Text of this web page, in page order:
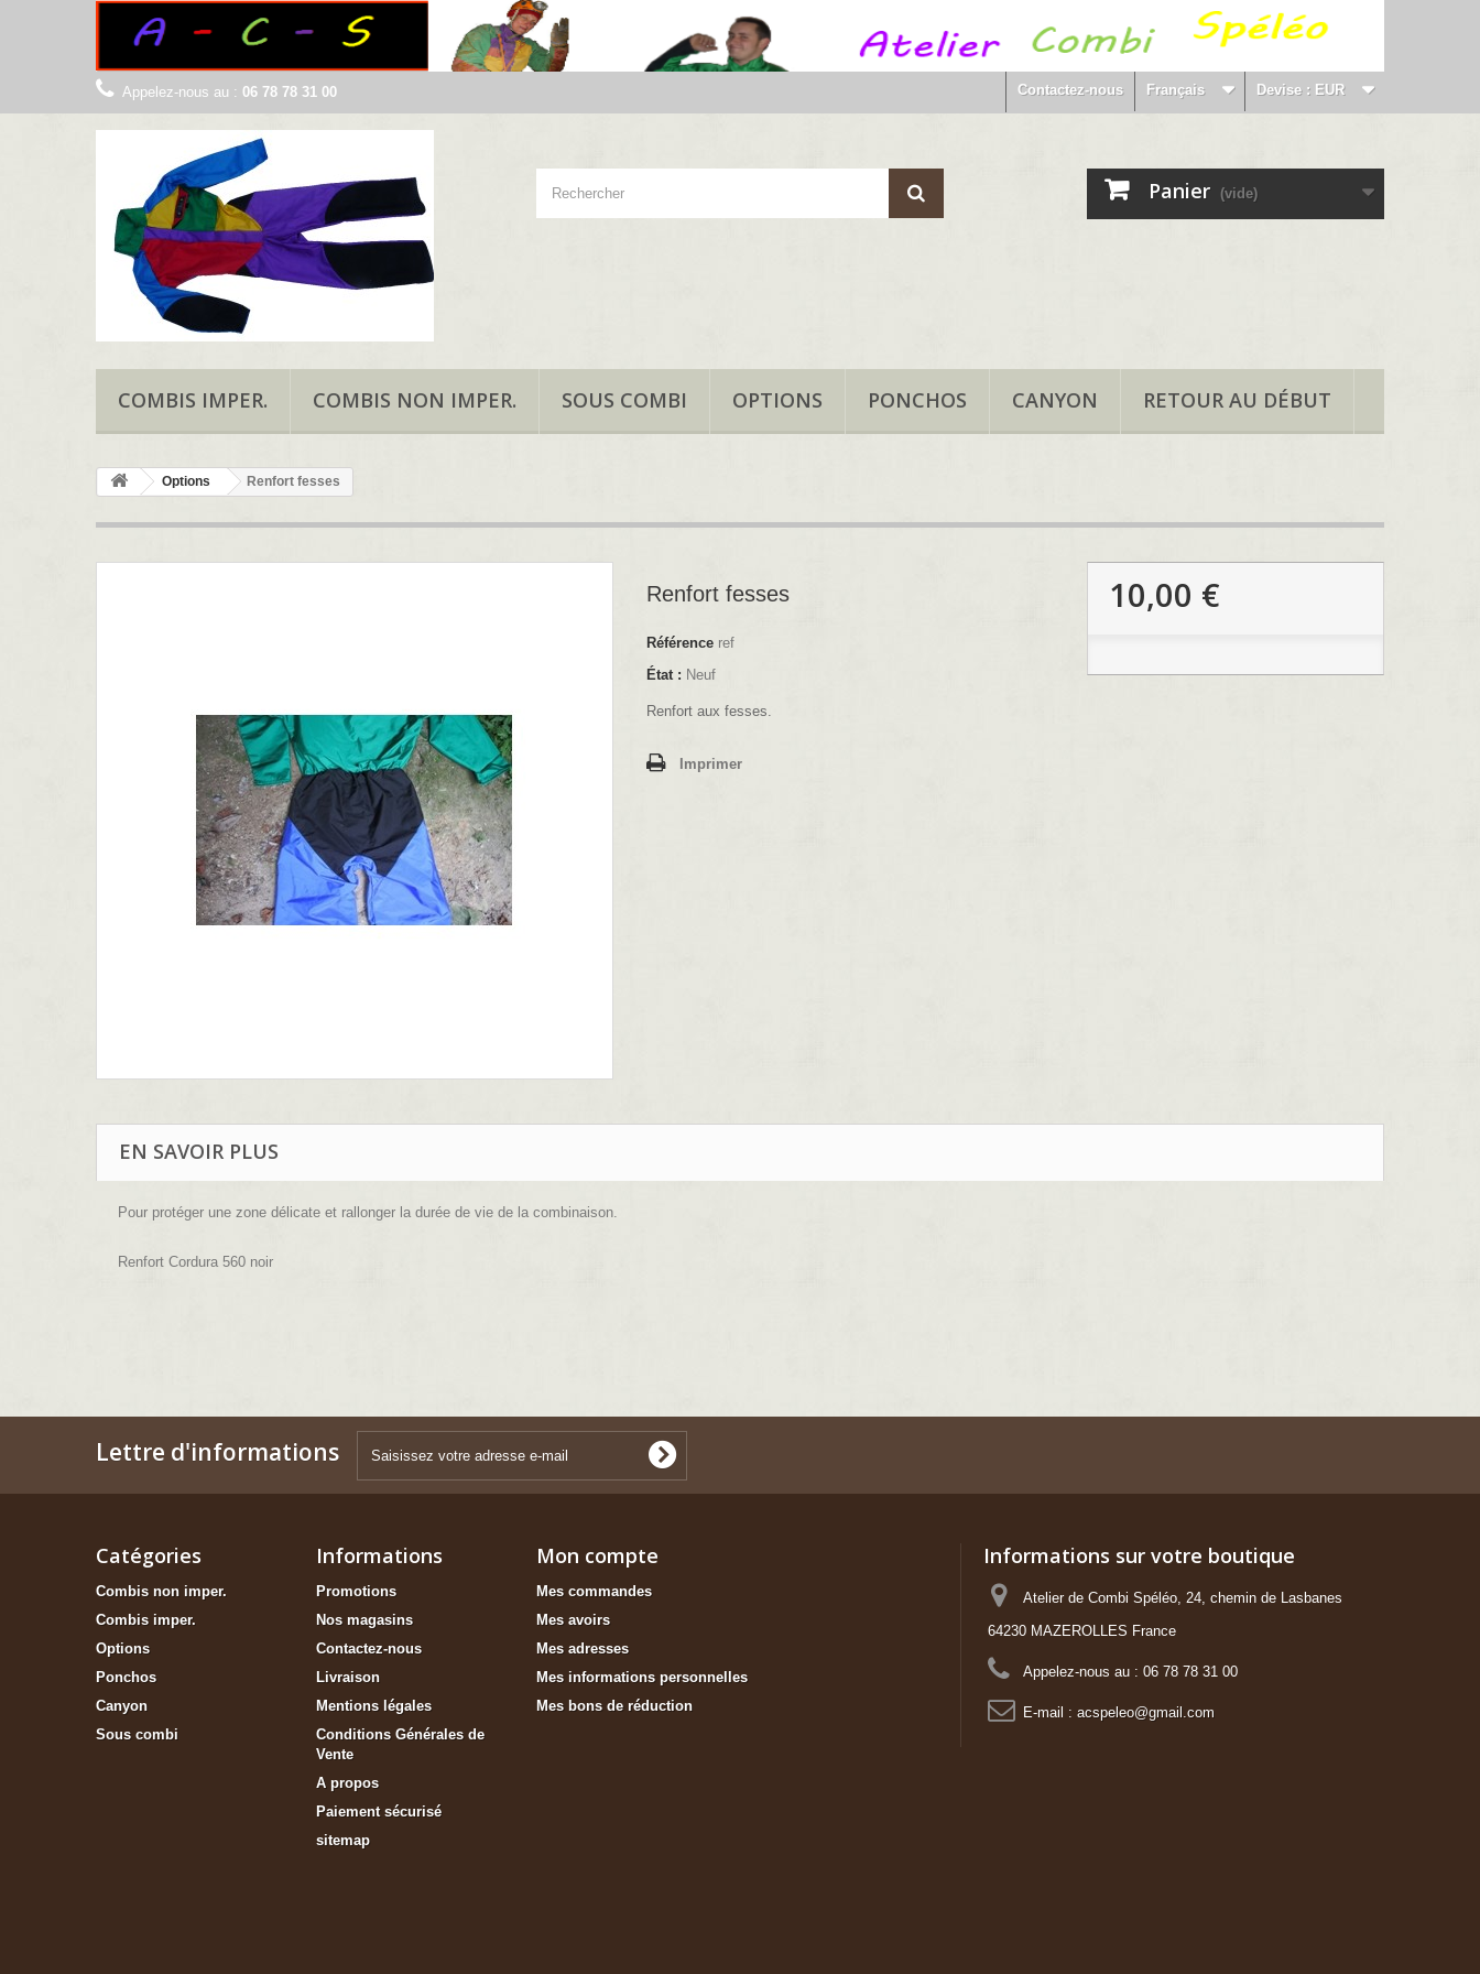
Devise : EUR
Français
Contactez-nous
Appelez-nous au : 06 78 78 31 00
Panier (vide)
COMBIS IMPER. COMBIS NON IMPER. SOUS COMBI OPTIONS PONCHOS CANYON RETOUR AU DÉBUT
Options Renfort fesses
Renfort fesses
Référence ref
État : Neuf
Renfort aux fesses.
Imprimer
10,00 €
EN SAVOIR PLUS
Pour protéger une zone délicate et rallonger la durée de vie de la combinaison.
Renfort Cordura 560 noir
Lettre d'informations
Catégories
Combis non imper.
Combis imper.
Options
Ponchos
Canyon
Sous combi
Informations
Promotions
Nos magasins
Contactez-nous
Livraison
Mentions légales
Conditions Générales de
Vente
A propos
Paiement sécurisé
sitemap
Mon compte
Mes commandes
Mes avoirs
Mes adresses
Mes informations personnelles
Mes bons de réduction
Informations sur votre boutique
Atelier de Combi Spéléo, 24, chemin de Lasbanes
64230 MAZEROLLES France
Appelez-nous au : 06 78 78 31 00
E-mail : acspeleo@gmail.com